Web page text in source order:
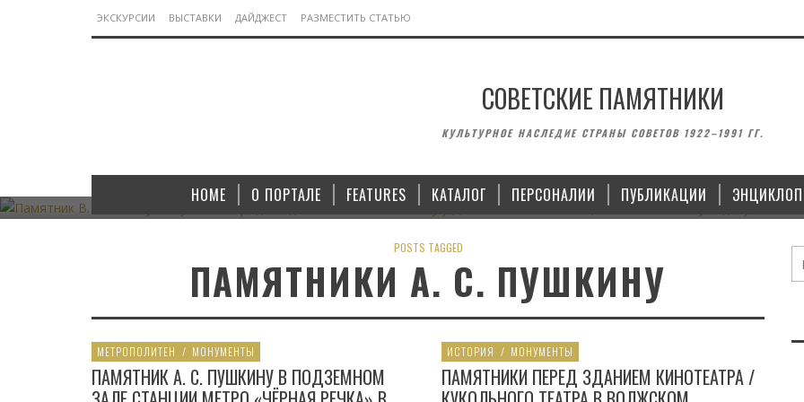
ЭКСКУРСИИ ВЫСТАВКИ ДАЙДЖЕСТ РАЗМЕСТИТЬ СТАТЬЮ
СОВЕТСКИЕ ПАМЯТНИКИ
КУЛЬТУРНОЕ НАСЛЕДИЕ СТРАНЫ СОВЕТОВ 1922–1991 ГГ.
HOME О ПОРТАЛЕ FEATURES КАТАЛОГ ПЕРСОНАЛИИ ПУБЛИКАЦИИ
АЛДАНЕ
07.11.2022
МОНУМЕНТЫ
ЛИПЕЦКЕ
15.10.2022
ВОИНСКИЕ
В
POSTS TAGGED
ПАМЯТНИКИ А. С. ПУШКИНУ
МЕТРОПОЛИТЕН / МОНУМЕНТЫ
ПАМЯТНИК А. С. ПУШКИНУ В ПОДЗЕМНОМ
ИСТОРИЯ / МОНУМЕНТЫ
ПАМЯТНИКИ ПЕРЕД ЗДАНИЕМ КИНОТЕАТРА /